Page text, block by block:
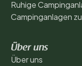
Ruhige
Campinganlagen
Über uns
Über uns